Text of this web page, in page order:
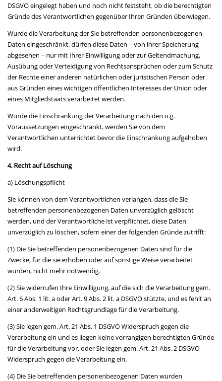
DSGVO eingelegt haben und noch nicht feststeht, ob die berechtigten
Gründe des Verantwortlichen gegenüber Ihren Gründen überwiegen.
Wurde die Verarbeitung der Sie betreffenden personenbezogenen
Daten eingeschränkt, dürfen diese Daten – von ihrer Speicherung
abgesehen – nur mit Ihrer Einwilligung oder zur Geltendmachung,
Ausübung oder Verteidigung von Rechtsansprüchen oder zum Schutz
der Rechte einer anderen natürlichen oder juristischen Person oder
aus Gründen eines wichtigen öffentlichen Interesses der Union oder
eines Mitgliedstaats verarbeitet werden.
Wurde die Einschränkung der Verarbeitung nach den o.g.
Voraussetzungen eingeschränkt, werden Sie von dem
Verantwortlichen unterrichtet bevor die Einschränkung aufgehoben
wird.
4. Recht auf Löschung
a) Löschungspflicht
Sie können von dem Verantwortlichen verlangen, dass die Sie
betreffenden personenbezogenen Daten unverzüglich gelöscht
werden, und der Verantwortliche ist verpflichtet, diese Daten
unverzüglich zu löschen, sofern einer der folgenden Gründe zutrifft:
(1) Die Sie betreffenden personenbezogenen Daten sind für die
Zwecke, für die sie erhoben oder auf sonstige Weise verarbeitet
wurden, nicht mehr notwendig.
(2) Sie widerrufen Ihre Einwilligung, auf die sich die Verarbeitung gem.
Art. 6 Abs. 1 lit. a oder Art. 9 Abs. 2 lit. a DSGVO stützte, und es fehlt an
einer anderweitigen Rechtsgrundlage für die Verarbeitung.
(3) Sie legen gem. Art. 21 Abs. 1 DSGVO Widerspruch gegen die
Verarbeitung ein und es liegen keine vorrangigen berechtigten Gründe
für die Verarbeitung vor, oder Sie legen gem. Art. 21 Abs. 2 DSGVO
Widerspruch gegen die Verarbeitung ein.
(4) Die Sie betreffenden personenbezogenen Daten wurden